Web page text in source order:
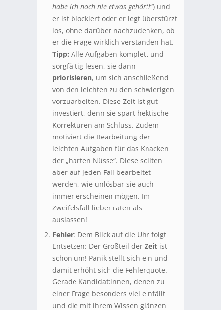
habe ich noch nie etwas gehört!“) und
er ist blockiert oder er legt überstürzt
los, ohne darüber nachzudenken, ob
er die Frage wirklich verstanden hat.
Tipp: Alle Aufgaben komplett und
sorgfältig lesen, sie dann
priorisieren, um sich anschließend
von den leichten zu den schwierigen
vorzuarbeiten. Diese Zeit ist gut
investiert, denn sie spart hektische
Korrekturen am Schluss. Zudem
motiviert die Bearbeitung der
leichten Aufgaben für das Knacken
der „harten Nüsse“. Diese sollten
aber auf jeden Fall bearbeitet
werden, wie unlösbar sie auch
immer erscheinen mögen. Im
Zweifelsfall lieber raten als
auslassen!
Fehler: Dem Blick auf die Uhr folgt
Entsetzen: Der Großteil der Zeit ist
schon um! Panik stellt sich ein und
damit erhöht sich die Fehlerquote.
Gerade Kandidat:innen, denen zu
einer Frage besonders viel einfällt
und die mit ihrem Wissen glänzen